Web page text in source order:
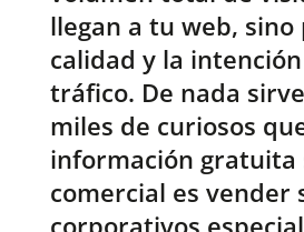
llegan a tu web, sino
calidad y la
tráfico. De nada
miles de curiosos
información gratuita
comercial es vender